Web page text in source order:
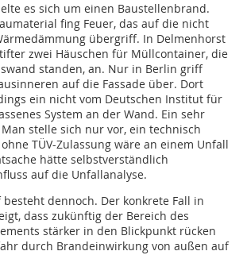
es sich um einen Baustellenbrand.
fing Feuer, das auf die nicht
übergriff. In Delmenhorst
zwei Häuschen für Müllcontainer, die
standen, an. Nur in Berlin griff
auf die Fassade über. Dort
ein nicht vom Deutschen Institut für
System an der Wand. Ein sehr
stelle sich nur vor, ein technisch
TÜV-Zulassung wäre an einem Unfall
hätte selbstverständlich
auf die Unfallanalyse.
dennoch. Der konkrete Fall in
dass zukünftig der Bereich des
stärker in den Blickpunkt rücken
durch Brandeinwirkung von außen auf